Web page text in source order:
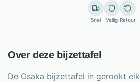
Snel Veilig Retour
Over deze bijzettafel
De Osaka bijzettafel in gerookt